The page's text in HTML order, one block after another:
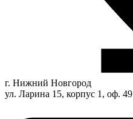
г. Нижний Новгород
ул. Ларина 15, корпус 1, оф. 49